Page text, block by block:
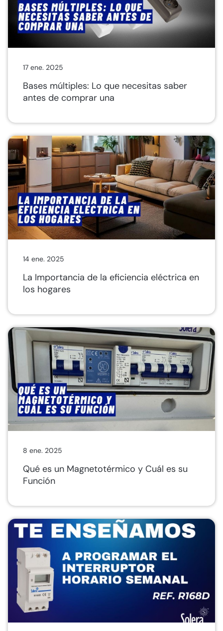
17 ene. 2025
Bases múltiples: Lo que necesitas saber
antes de comprar una
14 ene. 2025
La Importancia de la eficiencia eléctrica en
los hogares
8 ene. 2025
Qué es un Magnetotérmico y Cuál es su
Función